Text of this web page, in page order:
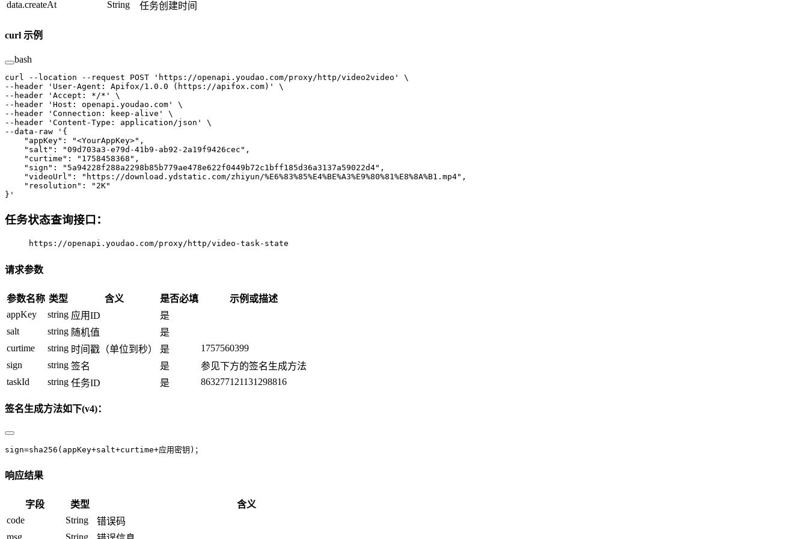
data.createAt String 任务创建时间
curl 示例
bash
curl --location --request POST 'https://openapi.youdao.com/proxy/http/video2video'
\
--header
'User-Agent: Apifox/1.0.0 (https://apifox.com)'
\
--header
'Accept: */*'
\
--header
'Host: openapi.youdao.com'
\
--header
'Connection: keep-alive'
\
--header
'Content-Type: application/json'
\
--data-raw
'{
    "appKey": "<YourAppKey>",
    "salt": "09d703a3-e79d-41b9-ab92-2a19f9426cec",
    "curtime": "1758458368",
    "sign": "5a94228f288a2298b85b779ae478e622f0449b72c1bff185d36a3137a59022d4",
    "videoUrl": "https://download.ydstatic.com/zhiyun/%E6%83%85%E4%BE%A3%E9%80%81%E8%8A%B1.mp4",
    "resolution": "2K"
}'
任务状态查询接口：
https://openapi.youdao.com/proxy/http/video-task-state
请求参数
参数名称 类型 含义 是否必填
示例或描述
appKey
string 应用ID
是
salt
string 随机值
是
curtime
string 时间戳（单位到秒） 是
1757560399
sign
string 签名 是
参见下方的签名生成方法
taskId
string 任务ID 是 863277121131298816
签名生成方法如下(v4)：
sign=sha256(appKey+salt+curtime+应用密钥)；
响应结果
字段 类型
含义
code
String
错误码